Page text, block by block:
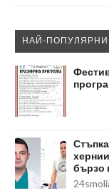
НАЙ-ПОПУЛЯРНИ
бързо